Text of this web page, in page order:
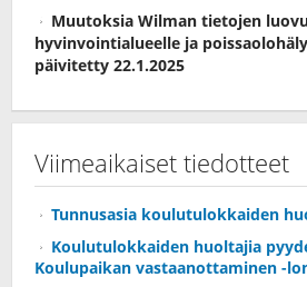
Muutoksia Wilman tietojen
hyvinvointialueelle ja
päivitetty 22.1.2025
Viimeaikaiset tiedotteet
Tunnusasia koulutulokkaiden
Koulutulokkaiden huoltajia
Koulupaikan vastaanottaminen -